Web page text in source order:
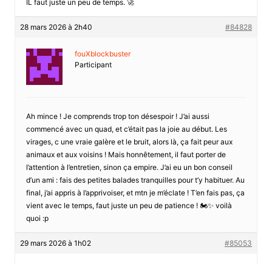
IL faut juste un peu de temps. 🚀
28 mars 2026 à 2h40 #84828
fouXblockbuster
Participant
Ah mince ! Je comprends trop ton désespoir ! J’ai aussi
commencé avec un quad, et c’était pas la joie au début. Les
virages, c une vraie galère et le bruit, alors là, ça fait peur aux
animaux et aux voisins ! Mais honnêtement, il faut porter de
l’attention à l’entretien, sinon ça empire. J’ai eu un bon conseil
d’un ami : fais des petites balades tranquilles pour t’y habituer. Au
final, j’ai appris à l’apprivoiser, et mtn je m’éclate ! T’en fais pas, ça
vient avec le temps, faut juste un peu de patience ! 🏍️✨ voilà
quoi :p
29 mars 2026 à 1h02 #85053